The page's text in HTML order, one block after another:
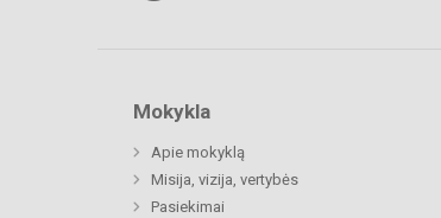
Mokykla
Apie mokyklą
Misija, vizija, vertybės
Pasiekimai